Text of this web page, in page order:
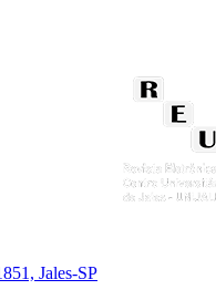
Jales-SP